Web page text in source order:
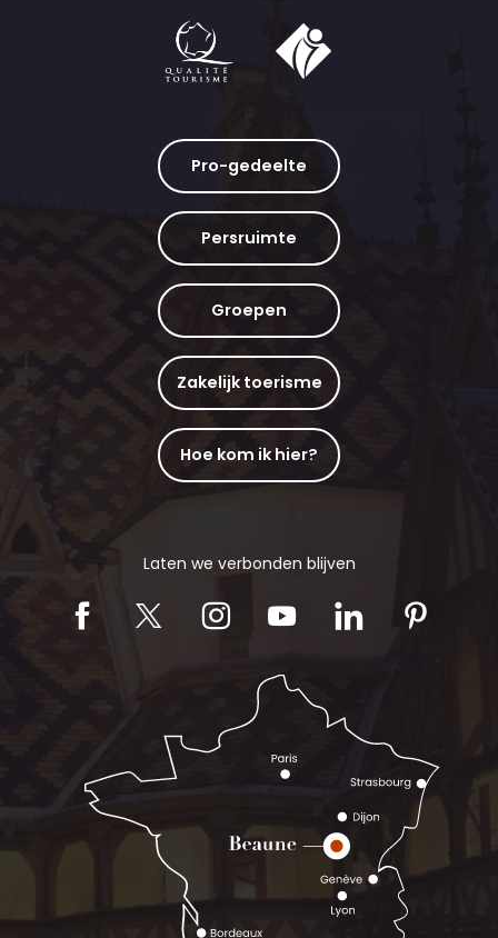
Pro-gedeelte
Persruimte
Groepen
Zakelijk toerisme
Hoe kom ik hier?
Laten we verbonden blijven